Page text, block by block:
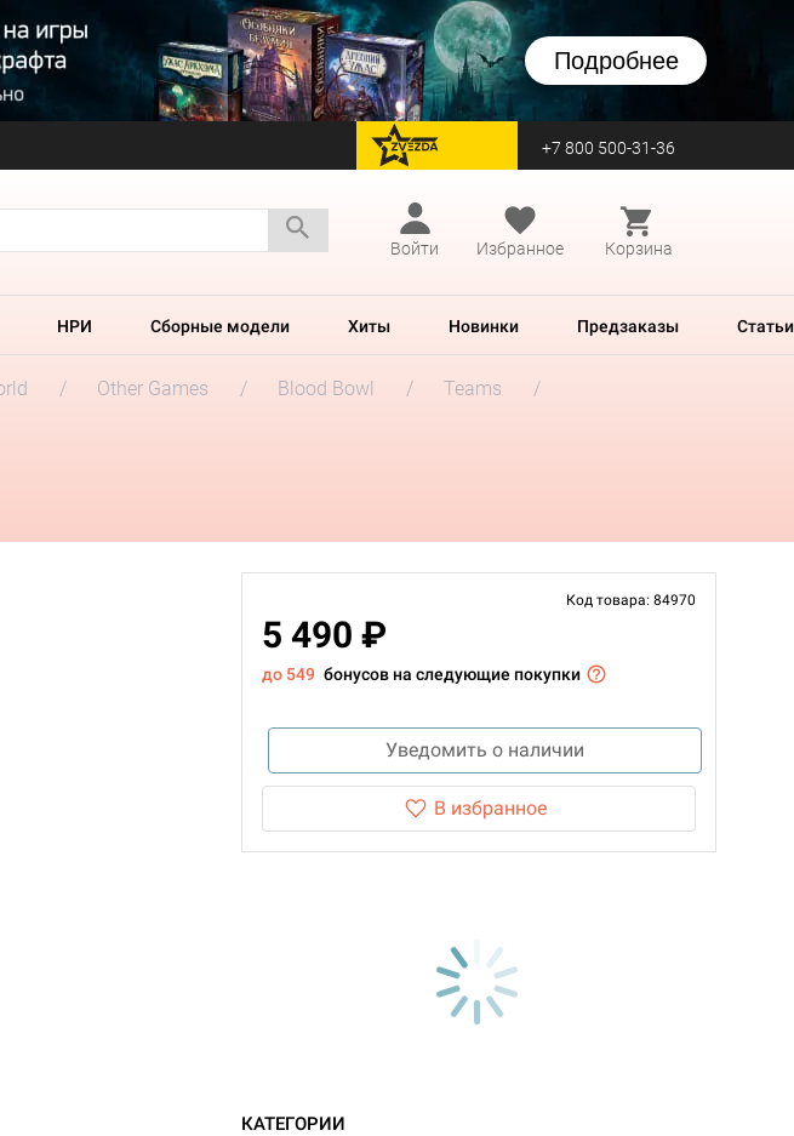
Подробнее
перейти на Zvezda +7 800 500-31-36
Войти
Избранное Корзина
НРИ Сборные модели Хиты Новинки Предзаказы Статьи
Other Games Blood Bowl
Teams
Код товара: 84970
5 490 ₽
до 549 бонусов на следующие покупки
Уведомить о наличии
В избранное
КАТЕГОРИИ